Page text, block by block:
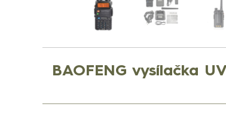
BAOFENG vysílačka